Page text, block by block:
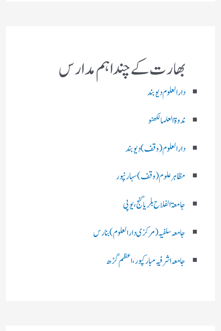
بھارت کے چند اہم مدارس
دارالعلوم دیوبند
ندوۃالعلما لکھنو
دارالعلوم (وقف)دیوبند
مظاہرعلوم (وقف)سہارنپور
جامعۃ الفلاح بلریاگنج،یوپی
جامعہ سلفیہ(مرکزی دارالعلوم )بنارس
جامعہ اشرفیہ مبارکپور،اعظم گڑھ